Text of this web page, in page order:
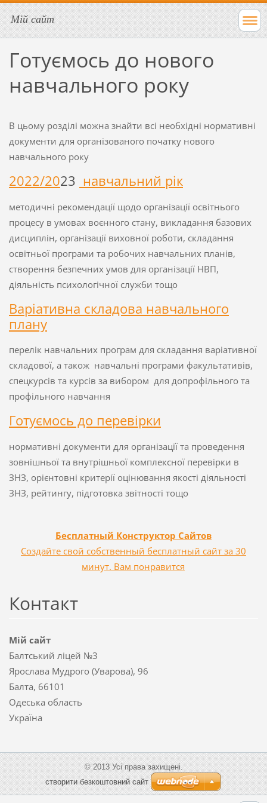
Мій сайт
Готуємось до нового
навчального року
В цьому розділі можна знайти всі необхідні нормативні
документи для організованого початку нового
навчального року
2022/2023 навчальний рік
методичні рекомендації щодо організації освітнього
процесу в умовах воєнного стану, викладання базових
дисциплін, організації виховної роботи, складання
освітньої програми та робочих навчальних планів,
створення безпечних умов для організації НВП,
діяльність психологічної служби тощо
Варіативна складова навчального
плану
перелік навчальних програм для складання варіативної
складової, а також навчальні програми факультативів,
спецкурсів та курсів за вибором для допрофільного та
профільного навчання
Готуємось до перевірки
нормативні документи для організації та проведення
зовнішньої та внутрішньої комплексної перевірки в
ЗНЗ, орієнтовні критерії оцінювання якості діяльності
ЗНЗ, рейтингу, підготовка звітності тощо
Бесплатный Конструктор Сайтов
Создайте свой собственный бесплатный сайт за 30
минут. Вам понравится
Контакт
Мій сайт
Балтський ліцей №3
Ярослава Мудрого (Уварова), 96
Балта, 66101
Одеська область
Україна
© 2013 Усі права захищені.
cтворити безкоштовний сайт